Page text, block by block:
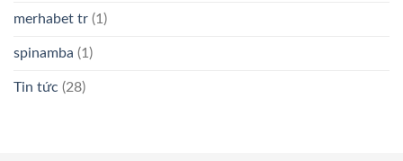
merhabet tr (1)
spinamba (1)
Tin tức (28)